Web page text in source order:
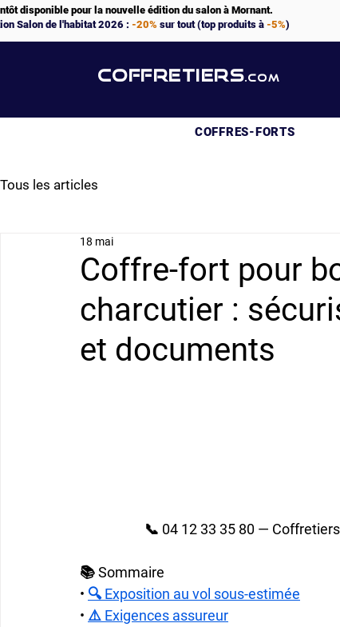
disponible pour la nouvelle édition du salon à Mornant.
Salon de l'habitat 2026 : -20% sur tout (top produits à -5%)
COFFRETIERS.COM
COFFRES-FORTS
Tous les articles
Coffre-fort pour
charcutier :
et documents
18 mai
📞 04 12 33 35 80 —
📚 Sommaire
• 🔍 Exposition au vol sous-estimée
• ⚠️ Exigences assureur